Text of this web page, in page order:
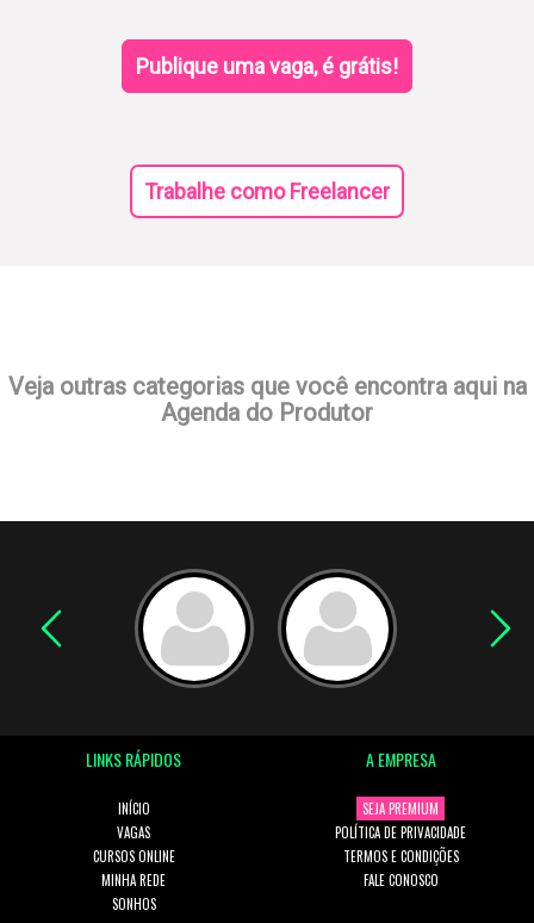
Publique uma vaga, é grátis!
Trabalhe como Freelancer
Veja outras categorias que você encontra aqui na
Agenda do Produtor
LINKS RÁPIDOS
INÍCIO
VAGAS
CURSOS ONLINE
MINHA REDE
SONHOS
A EMPRESA
SEJA PREMIUM
POLÍTICA DE PRIVACIDADE
TERMOS E CONDIÇÕES
FALE CONOSCO